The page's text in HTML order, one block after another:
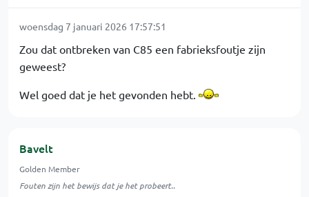
woensdag 7 januari 2026 17:57:51
Zou dat ontbreken van C85 een fabrieksfoutje zijn
geweest?
Wel goed dat je het gevonden hebt.
Bavelt
Golden Member
Fouten zijn het bewijs dat je het probeert..